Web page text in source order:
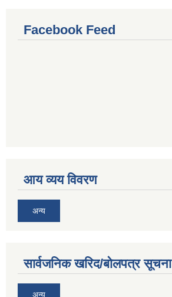
Facebook Feed
आय व्यय विवरण
अन्य
सार्वजनिक खरिद/बोलपत्र सूचना
अन्य